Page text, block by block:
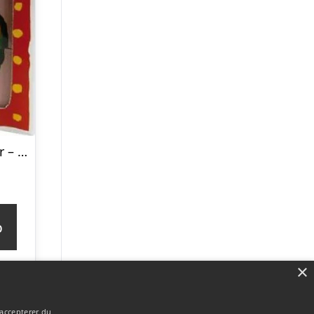
Puslespil Klodser – Malle Mus – 4 Klodser
×
du